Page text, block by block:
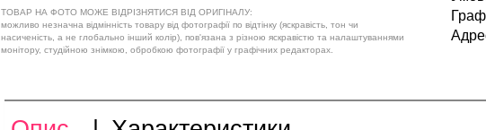
ТОВАР НА ФОТО МОЖЕ ВІДРІЗНЯТИСЯ ВІД ОРИГІНАЛУ:
можливо незначна відмінність товару від фотографії по відтінку (яскравість, тон чи
насиченість, а не глобально інший колір), пов'язана з різною яскравістю та налаштуваннями
монітору, студійною знімкою, обробкою фотографії у графічних редакторах.